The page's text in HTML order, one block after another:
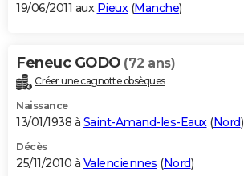
19/06/2011 aux Pieux(Manche)
Feneuc GODO (72 ans)
Créer une cagnotte obsèques
Naissance
13/01/1938 à Saint-Amand-les-Eaux(Nord)
Décès
25/11/2010 à Valenciennes (Nord)